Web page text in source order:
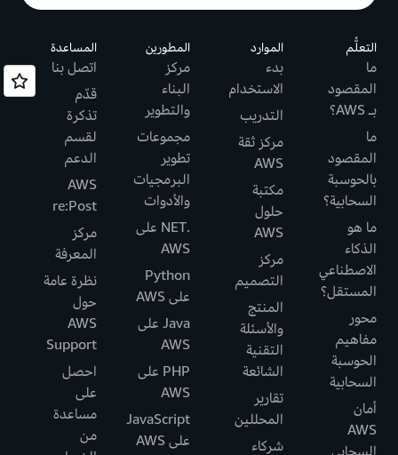
التعلُّم
ما
المقصود
بـ AWS؟
ما
المقصود
بالحوسبة
السحابية؟
ما هو
الذكاء
الاصطناعي
المستقل؟
محور
مفاهيم
الحوسبة
السحابية
أمان
AWS
الموارد
بدء
الاستخدام
التدريب
مركز ثقة
AWS
مكتبة
حلول
AWS
مركز
التصميم
المنتج
والأسئلة
التقنية
الشائعة
تقارير
المحللين
شركاء
المطورين
مركز
البناء
والتطوير
مجموعات
تطوير
البرمجيات
والأدوات
.NET على
AWS
Python
على AWS
Java على
AWS
PHP على
AWS
JavaScript
على AWS
المساعدة
اتصل بنا
قدّم
تذكرة
لقسم
الدعم
AWS
re:Post
مركز
المعرفة
نظرة عامة
حول
AWS
Support
احصل
على
مساعدة
من